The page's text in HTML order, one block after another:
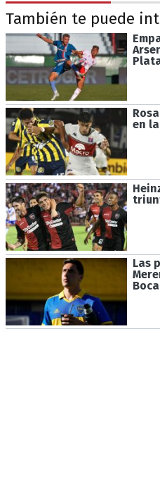
También te puede
en
Las